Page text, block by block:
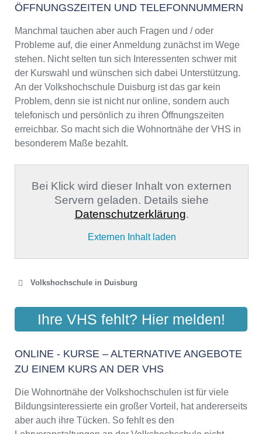
ÖFFNUNGSZEITEN UND TELEFONNUMMERN
Manchmal tauchen aber auch Fragen und / oder
Probleme auf, die einer Anmeldung zunächst im Wege
stehen. Nicht selten tun sich Interessenten schwer mit
der Kurswahl und wünschen sich dabei Unterstützung.
An der Volkshochschule Duisburg ist das gar kein
Problem, denn sie ist nicht nur online, sondern auch
telefonisch und persönlich zu ihren Öffnungszeiten
erreichbar. So macht sich die Wohnortnähe der VHS in
besonderem Maße bezahlt.
Bei Klick wird dieser Inhalt von externen
Servern geladen. Details siehe
Datenschutzerklärung.
Externen Inhalt laden
Volkshochschule in Duisburg
VOLKSHOCHSCHULE DER
STADT DUISBURG
Aktualisiert: August 2021
Ihre VHS fehlt? Hier melden!
ONLINE - KURSE – ALTERNATIVE ANGEBOTE
ZU EINEM KURS AN DER VHS
Die Wohnortnähe der Volkshochschulen ist für viele
Bildungsinteressierte ein großer Vorteil, hat andererseits
aber auch ihre Tücken. So fehlt es den